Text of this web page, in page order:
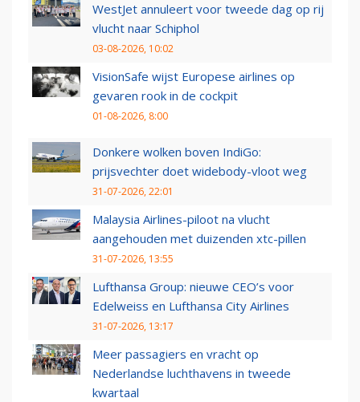
WestJet annuleert voor tweede dag op rij
vlucht naar Schiphol
03-08-2026, 10:02
VisionSafe wijst Europese airlines op
gevaren rook in de cockpit
01-08-2026, 8:00
Donkere wolken boven IndiGo:
prijsvechter doet widebody-vloot weg
31-07-2026, 22:01
Malaysia Airlines-piloot na vlucht
aangehouden met duizenden xtc-pillen
31-07-2026, 13:55
Lufthansa Group: nieuwe CEO’s voor
Edelweiss en Lufthansa City Airlines
31-07-2026, 13:17
Meer passagiers en vracht op
Nederlandse luchthavens in tweede
kwartaal